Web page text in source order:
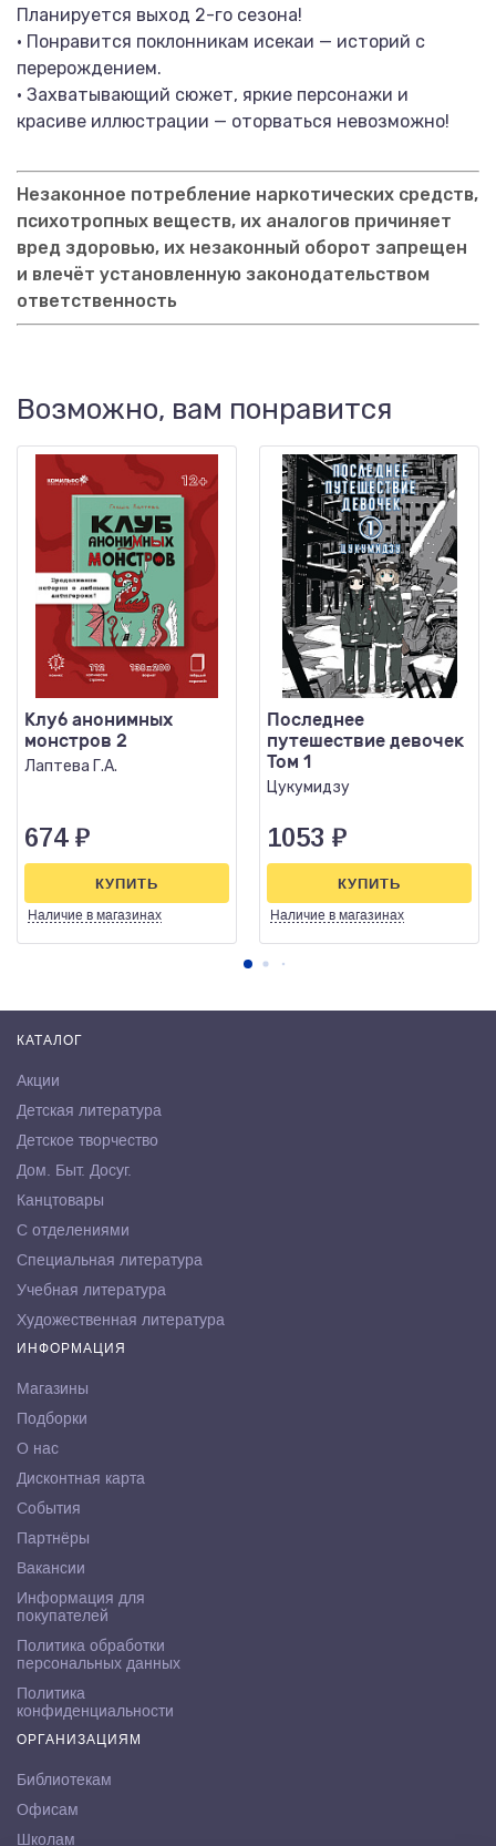
Планируется выход 2-го сезона!
· Понравится поклонникам исекаи — историй с
перерождением.
· Захватывающий сюжет, яркие персонажи и
красиве иллюстрации — оторваться невозможно!
Незаконное потребление наркотических средств,
психотропных веществ, их аналогов причиняет
вред здоровью, их незаконный оборот запрещен
и влечёт установленную законодательством
ответственность
Возможно, вам понравится
Клуб анонимных
монстров 2
Лаптева Г.А.
674 ₽
Наличие в магазинах
КУПИТЬ
Последнее
путешествие девочек
Том 1
Цукумидзу
1053 ₽
Наличие в магазинах
КУПИТЬ
КАТАЛОГ
Акции
Детская литература
Детское творчество
Дом. Быт. Досуг.
Канцтовары
С отделениями
Специальная литература
Учебная литература
Художественная литература
ИНФОРМАЦИЯ
Магазины
Подборки
О нас
Дисконтная карта
События
Партнёры
Вакансии
Информация для
покупателей
Политика обработки
персональных данных
Политика
конфиденциальности
ОРГАНИЗАЦИЯМ
Библиотекам
Офисам
Школам